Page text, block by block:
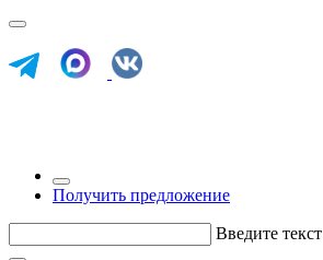
Получить предложение
Введите текст